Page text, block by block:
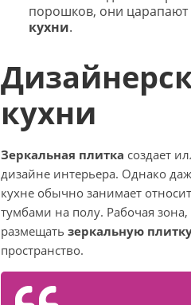
порошков, они царапают
кухни.
кухни
Зеркальная плитка создает
дизайне интерьера. Однако
кухне обычно занимает
тумбами на полу. Рабочая
размещать зеркальную
пространство.